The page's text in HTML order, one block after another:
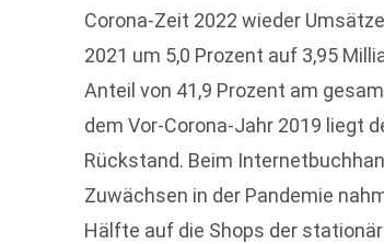
Corona-Zeit 2022 wieder
2021 um 5,0 Prozent auf 3,95
Anteil von 41,9 Prozent am
dem Vor-Corona-Jahr 2019 liegt
Rückstand. Beim
Zuwächsen in der Pandemie
Hälfte auf die Shops der